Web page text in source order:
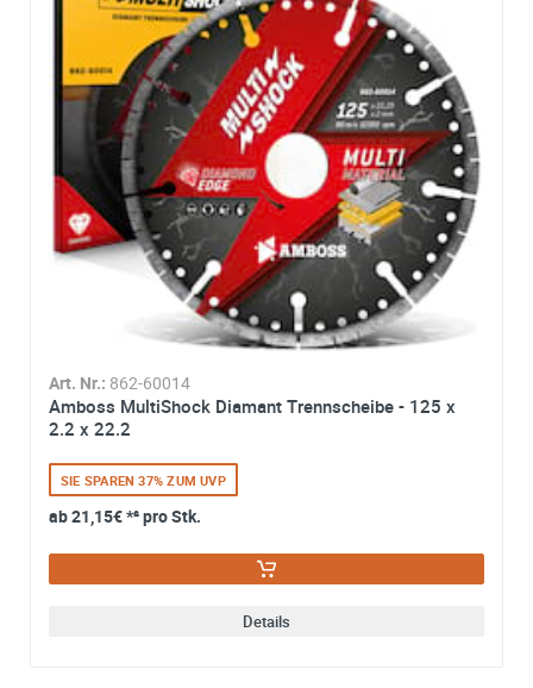
Art. Nr.: 862-60014
Amboss MultiShock Diamant Trennscheibe - 125 x
2.2 x 22.2
SIE SPAREN 37% ZUM UVP
ab21,15€*² pro Stk.
Details